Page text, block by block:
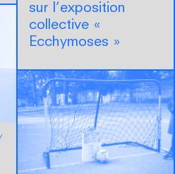
sur l’exposition
collective «
Ecchymoses »